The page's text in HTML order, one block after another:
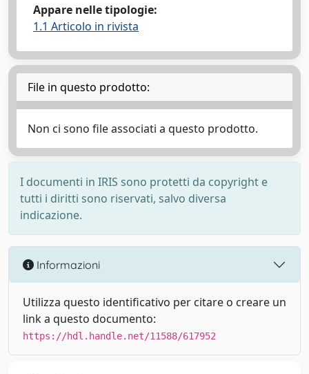
Appare nelle tipologie:
1.1 Articolo in rivista
File in questo prodotto:
Non ci sono file associati a questo prodotto.
I documenti in IRIS sono protetti da copyright e
tutti i diritti sono riservati, salvo diversa
indicazione.
Informazioni
Utilizza questo identificativo per citare o creare un
link a questo documento:
https://hdl.handle.net/11588/617952